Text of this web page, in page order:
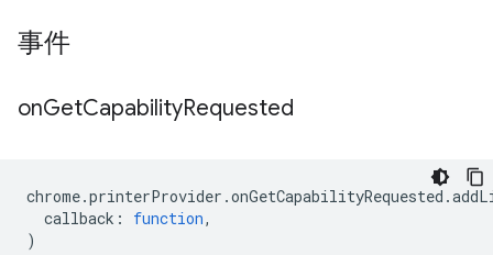
事件
onGetCapabilityRequested
chrome.printerProvider .onGetCapabilityRequested .
callback : function,
)